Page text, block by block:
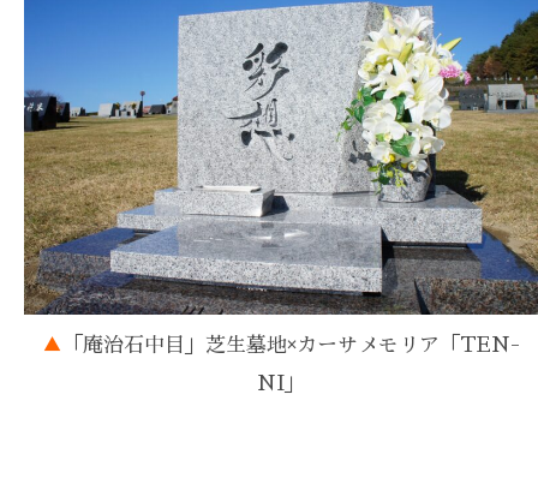
▲
「庵治石中目」芝生墓地×カーサメモリア「TEN-
NI」